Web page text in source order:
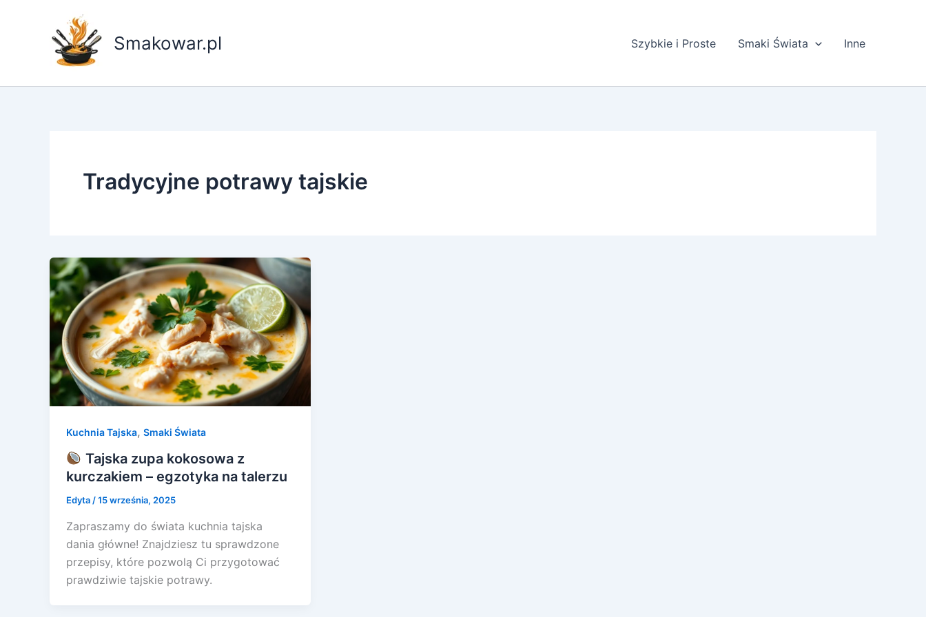
Smakowar.pl Szybkie i Proste Smaki Świata Inne
Tradycyjne potrawy tajskie
Kuchnia Tajska, Smaki Świata
Tajska zupa kokosowa z
kurczakiem – egzotyka na talerzu
Edyta /15 września, 2025
Zapraszamy do świata kuchnia tajska
dania główne! Znajdziesz tu sprawdzone
przepisy, które pozwolą Ci przygotować
prawdziwie tajskie potrawy.